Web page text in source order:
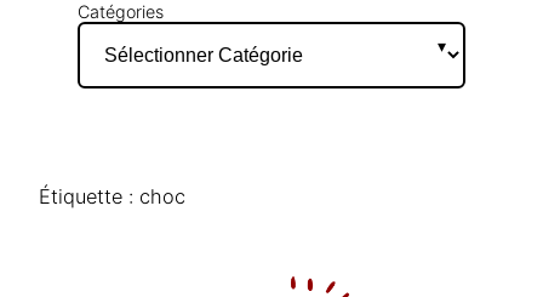
Catégories
Étiquette : choc